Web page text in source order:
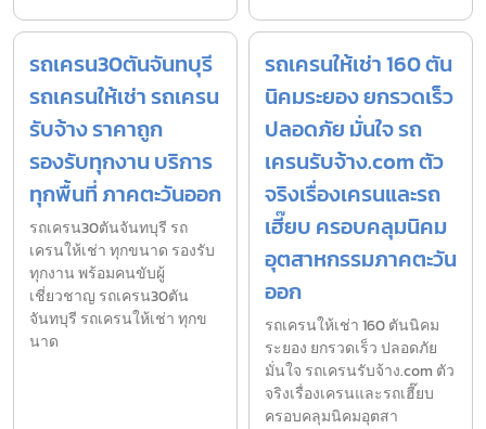
รถเครน30ตันจันทบุรี
รถเครนให้เช่า รถเครน
รับจ้าง ราคาถูก
รองรับทุกงาน บริการ
ทุกพื้นที่ ภาคตะวันออก
รถเครน30ตันจันทบุรี รถ
เครนให้เช่า ทุกขนาด รองรับ
ทุกงาน พร้อมคนขับผู้
เชี่ยวชาญ รถเครน30ตัน
จันทบุรี รถเครนให้เช่า ทุกข
นาด
รถเครนให้เช่า 160 ตัน
นิคมระยอง ยกรวดเร็ว
ปลอดภัย มั่นใจ รถ
เครนรับจ้าง.com ตัว
จริงเรื่องเครนและรถ
เฮี๊ยบ ครอบคลุมนิคม
อุตสาหกรรมภาคตะวัน
ออก
รถเครนให้เช่า 160 ตันนิคม
ระยอง ยกรวดเร็ว ปลอดภัย
มั่นใจ รถเครนรับจ้าง.com ตัว
จริงเรื่องเครนและรถเฮี๊ยบ
ครอบคลุมนิคมอุตสา